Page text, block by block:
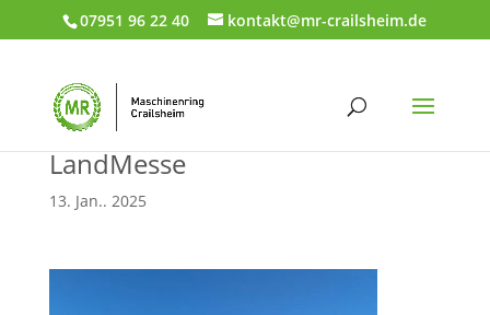
07951 96 22 40 kontakt@mr-crailsheim.de
LandMesse
13. Jan.. 2025